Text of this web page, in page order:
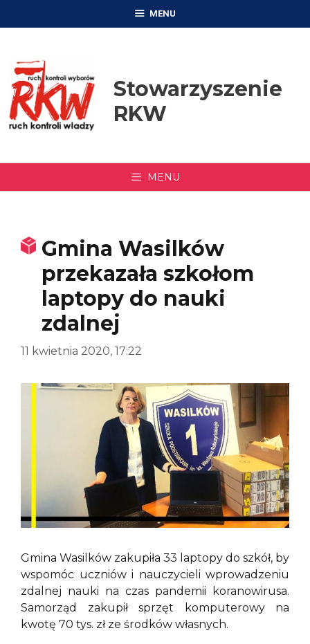
MENU
Stowarzyszenie
RKW
MENU
Gmina Wasilków
przekazała szkołom
laptopy do nauki
zdalnej
11 kwietnia 2020, 17:22
Gmina Wasilków zakupiła 33 laptopy do szkół, by
wspomóc uczniów i nauczycieli wprowadzeniu
zdalnej nauki na czas pandemii koranowirusa.
Samorząd zakupił sprzęt komputerowy na
kwotę 70 tys. zł ze środków własnych.